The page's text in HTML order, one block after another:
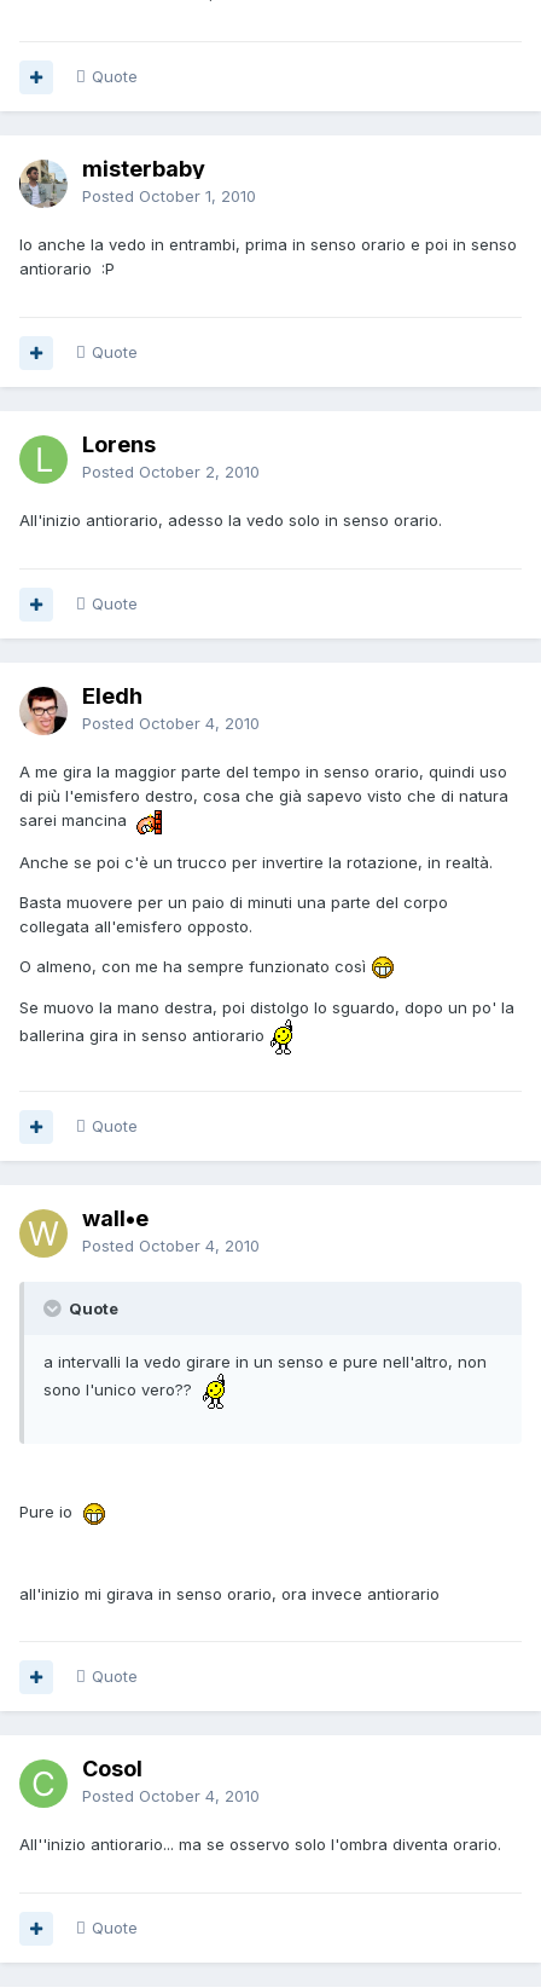
Quote
misterbaby
Posted October 1, 2010
Io anche la vedo in entrambi, prima in senso orario e poi in senso
antiorario :P
Quote
Lorens
Posted October 2, 2010
All'inizio antiorario, adesso la vedo solo in senso orario.
Quote
Eledh
Posted October 4, 2010
A me gira la maggior parte del tempo in senso orario, quindi uso
di più l'emisfero destro, cosa che già sapevo visto che di natura
sarei mancina
Anche se poi c'è un trucco per invertire la rotazione, in realtà.
Basta muovere per un paio di minuti una parte del corpo
collegata all'emisfero opposto.
O almeno, con me ha sempre funzionato così
Se muovo la mano destra, poi distolgo lo sguardo, dopo un po' la
ballerina gira in senso antiorario
Quote
wall•e
Posted October 4, 2010
Quote
a intervalli la vedo girare in un senso e pure nell'altro, non
sono l'unico vero??
Pure io
all'inizio mi girava in senso orario, ora invece antiorario
Quote
Cosol
Posted October 4, 2010
All''inizio antiorario... ma se osservo solo l'ombra diventa orario.
Quote